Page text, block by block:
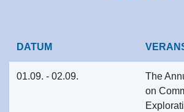
DATUM
01.09. - 02.09.
The
on